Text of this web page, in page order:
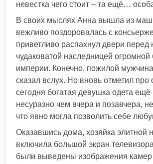
невестка чего стоит – та ещё…
В своих мыслях Анна вышла из
вежливо поздоровалась с
приветливо распахнул двери перед
чудаковатой наследницей огромной
империи. Конечно, пожилой
сказал вслух. Но вновь отметил про
сегодня богатая девушка одета
несуразно чем вчера и позавчера,
что явно могла позволить себе
Оказавшись дома, хозяйка элитной
включила большой экран
были выведены изображения камер